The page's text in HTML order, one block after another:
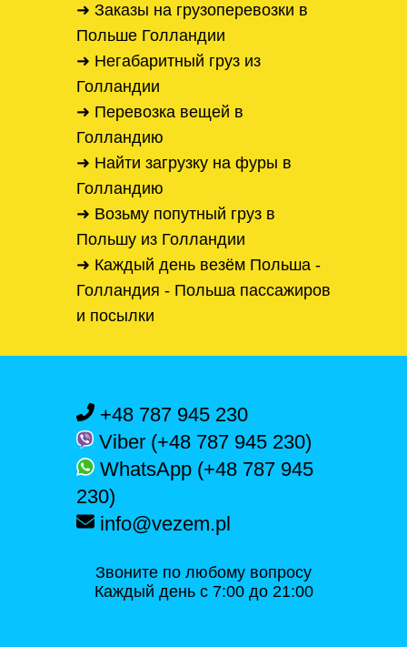
➜ Заказы на грузоперевозки в
Польше Голландии
➜ Негабаритный груз из
Голландии
➜ Перевозка вещей в
Голландию
➜ Найти загрузку на фуры в
Голландию
➜ Возьму попутный груз в
Польшу из Голландии
➜ Каждый день везём Польша -
Голландия - Польша пассажиров
и посылки
+48 787 945 230
Viber (+48 787 945 230)
WhatsApp (+48 787 945
230)
info@vezem.pl
Звоните по любому вопросу
Каждый день с 7:00 до 21:00